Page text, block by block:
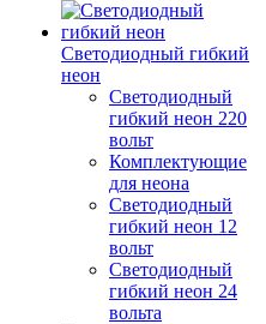
Светодиодный гибкий
неон
Светодиодный
гибкий неон 220
вольт
Комплектующие
для неона
Светодиодный
гибкий неон 12
вольт
Светодиодный
гибкий неон 24
вольта